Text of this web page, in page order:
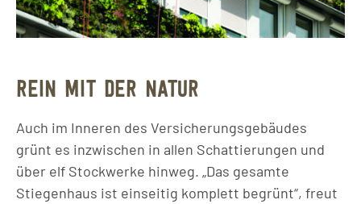
REIN MIT DER NATUR
Auch im Inneren des Versicherungsgebäudes
grünt es inzwischen in allen Schattierungen und
über elf Stockwerke hinweg. „Das gesamte
Stiegenhaus ist einseitig komplett begrünt“, freut